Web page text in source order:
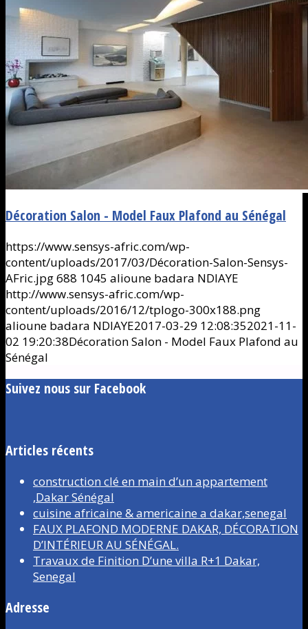
Décoration Salon - Model Faux Plafond au Sénégal
https://www.sensys-afric.com/wp-
content/uploads/2017/03/Décoration-Salon-Sensys-
AFric.jpg688 1045 alioune badara NDIAYE
http://www.sensys-afric.com/wp-
content/uploads/2016/12/tplogo-300x188.png
alioune badara NDIAYE2017-03-29 12:08:352021-11-
02 19:20:38Décoration Salon - Model Faux Plafond au
Sénégal
Suivez nous sur Facebook
Articles récents
construction clé en main d’un appartement
,Dakar Sénégal
cuisine africaine & americaine a dakar,senegal
FAUX PLAFOND MODERNE DAKAR, DÉCORATION
D’INTÉRIEUR AU SÉNÉGAL.
Travaux de Finition D’une villa R+1 Dakar,
Senegal
Adresse